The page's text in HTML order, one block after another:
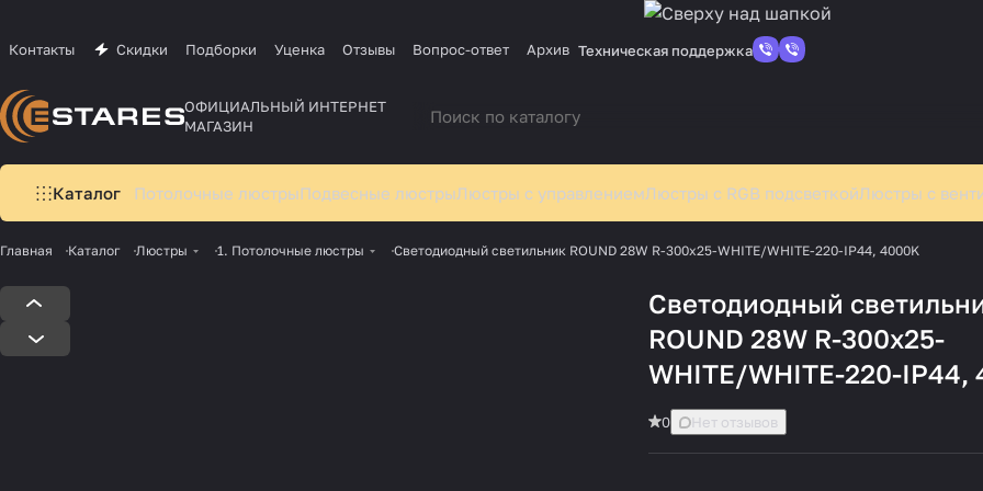
Контакты Скидки Подборки Уценка Отзывы Вопрос-ответ Архив Техническая поддержка
ОФИЦИАЛЬНЫЙ ИНТЕРНЕТ
МАГАЗИН
Каталог Потолочные люстрыПодвесные люстрыЛюстры с управлениемЛюстры с RGB подсветкойЛюстры с
Главная Каталог Люстры 1. Потолочные люстры Cветодиодный светильник ROUND 28W R-300x25-WHITE/WHITE-220-IP44, 4000K
Cветодиодный
ROUND 28W R-300x25-
WHITE/WHITE-220-IP44,
0 Нет отзывов